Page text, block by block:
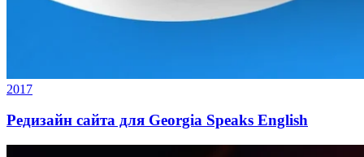
2017
Редизайн сайта для Georgia Speaks English